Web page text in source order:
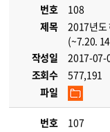
번호
108
제목
2017년도
(~7.20.
작성일
2017-07-
조회수
577,191
파일
번호
107